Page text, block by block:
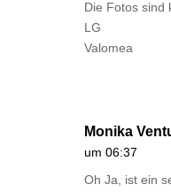
Die Fotos sind
LG
Valomea
Monika
um 06:37
Oh Ja, ist ein